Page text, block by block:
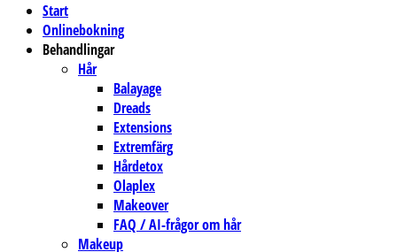
Start
Onlinebokning
Behandlingar
Hår
Balayage
Dreads
Extensions
Extremfärg
Hårdetox
Olaplex
Makeover
FAQ / AI-frågor om hår
Makeup